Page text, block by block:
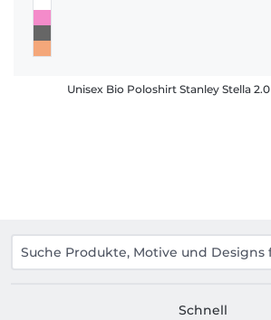
Unisex Bio Poloshirt Stanley Stella 2.0
Schnell